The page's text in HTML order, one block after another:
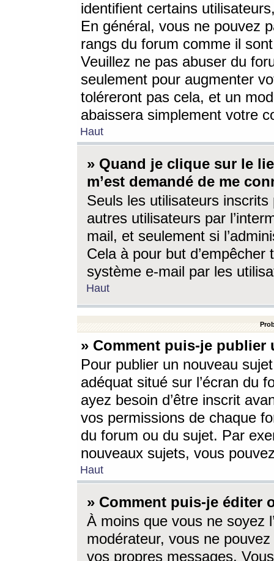
identifient certains
En général, vous ne pouvez
rangs du forum comme il
Veuillez ne pas abuser du
seulement pour augmenter
toléreront pas cela, et un
abaissera simplement votre
Haut
» Quand je clique sur le
m’est demandé de me
Seuls les utilisateurs
autres utilisateurs par
mail, et seulement si
Cela à pour but
système e-mail par les
Haut
» Comment puis-je
Pour publier un nouveau
adéquat situé sur l’écran du
ayez besoin d’être inscrit
vos permissions de chaque
du forum ou du sujet. Par
nouveaux sujets, vous
Haut
» Comment puis-je éditer
À moins que vous ne soyez
modérateur, vous ne
vos propres messages.